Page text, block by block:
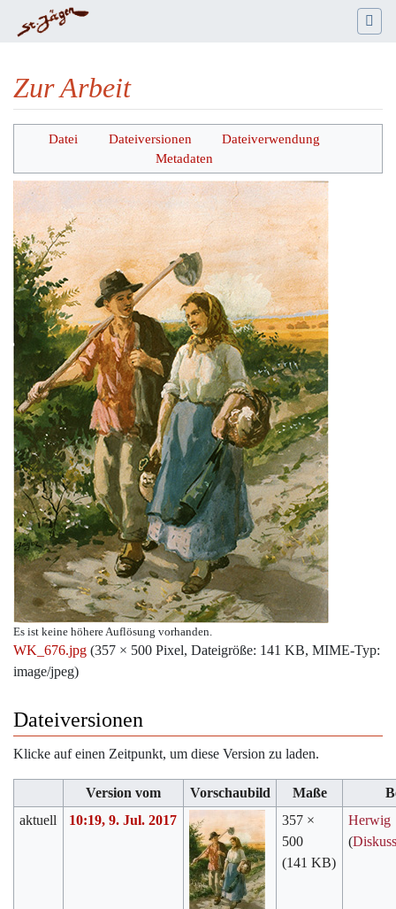
Zur Arbeit
Wechseln zu: Navigation,Suche
Datei Dateiversionen
Dateiverwendung
Metadaten
Es ist keine höhere Auflösung vorhanden.
WK_676.jpg (357 × 500 Pixel, Dateigröße: 141 KB, MIME-Typ:
image/jpeg)
Dateiversionen
Klicke auf einen Zeitpunkt, um diese Version zu laden.
Version vom Vorschaubild Maße
aktuell
10:19, 9. Jul. 2017
357 ×
500
(141 KB)
Herwig
(